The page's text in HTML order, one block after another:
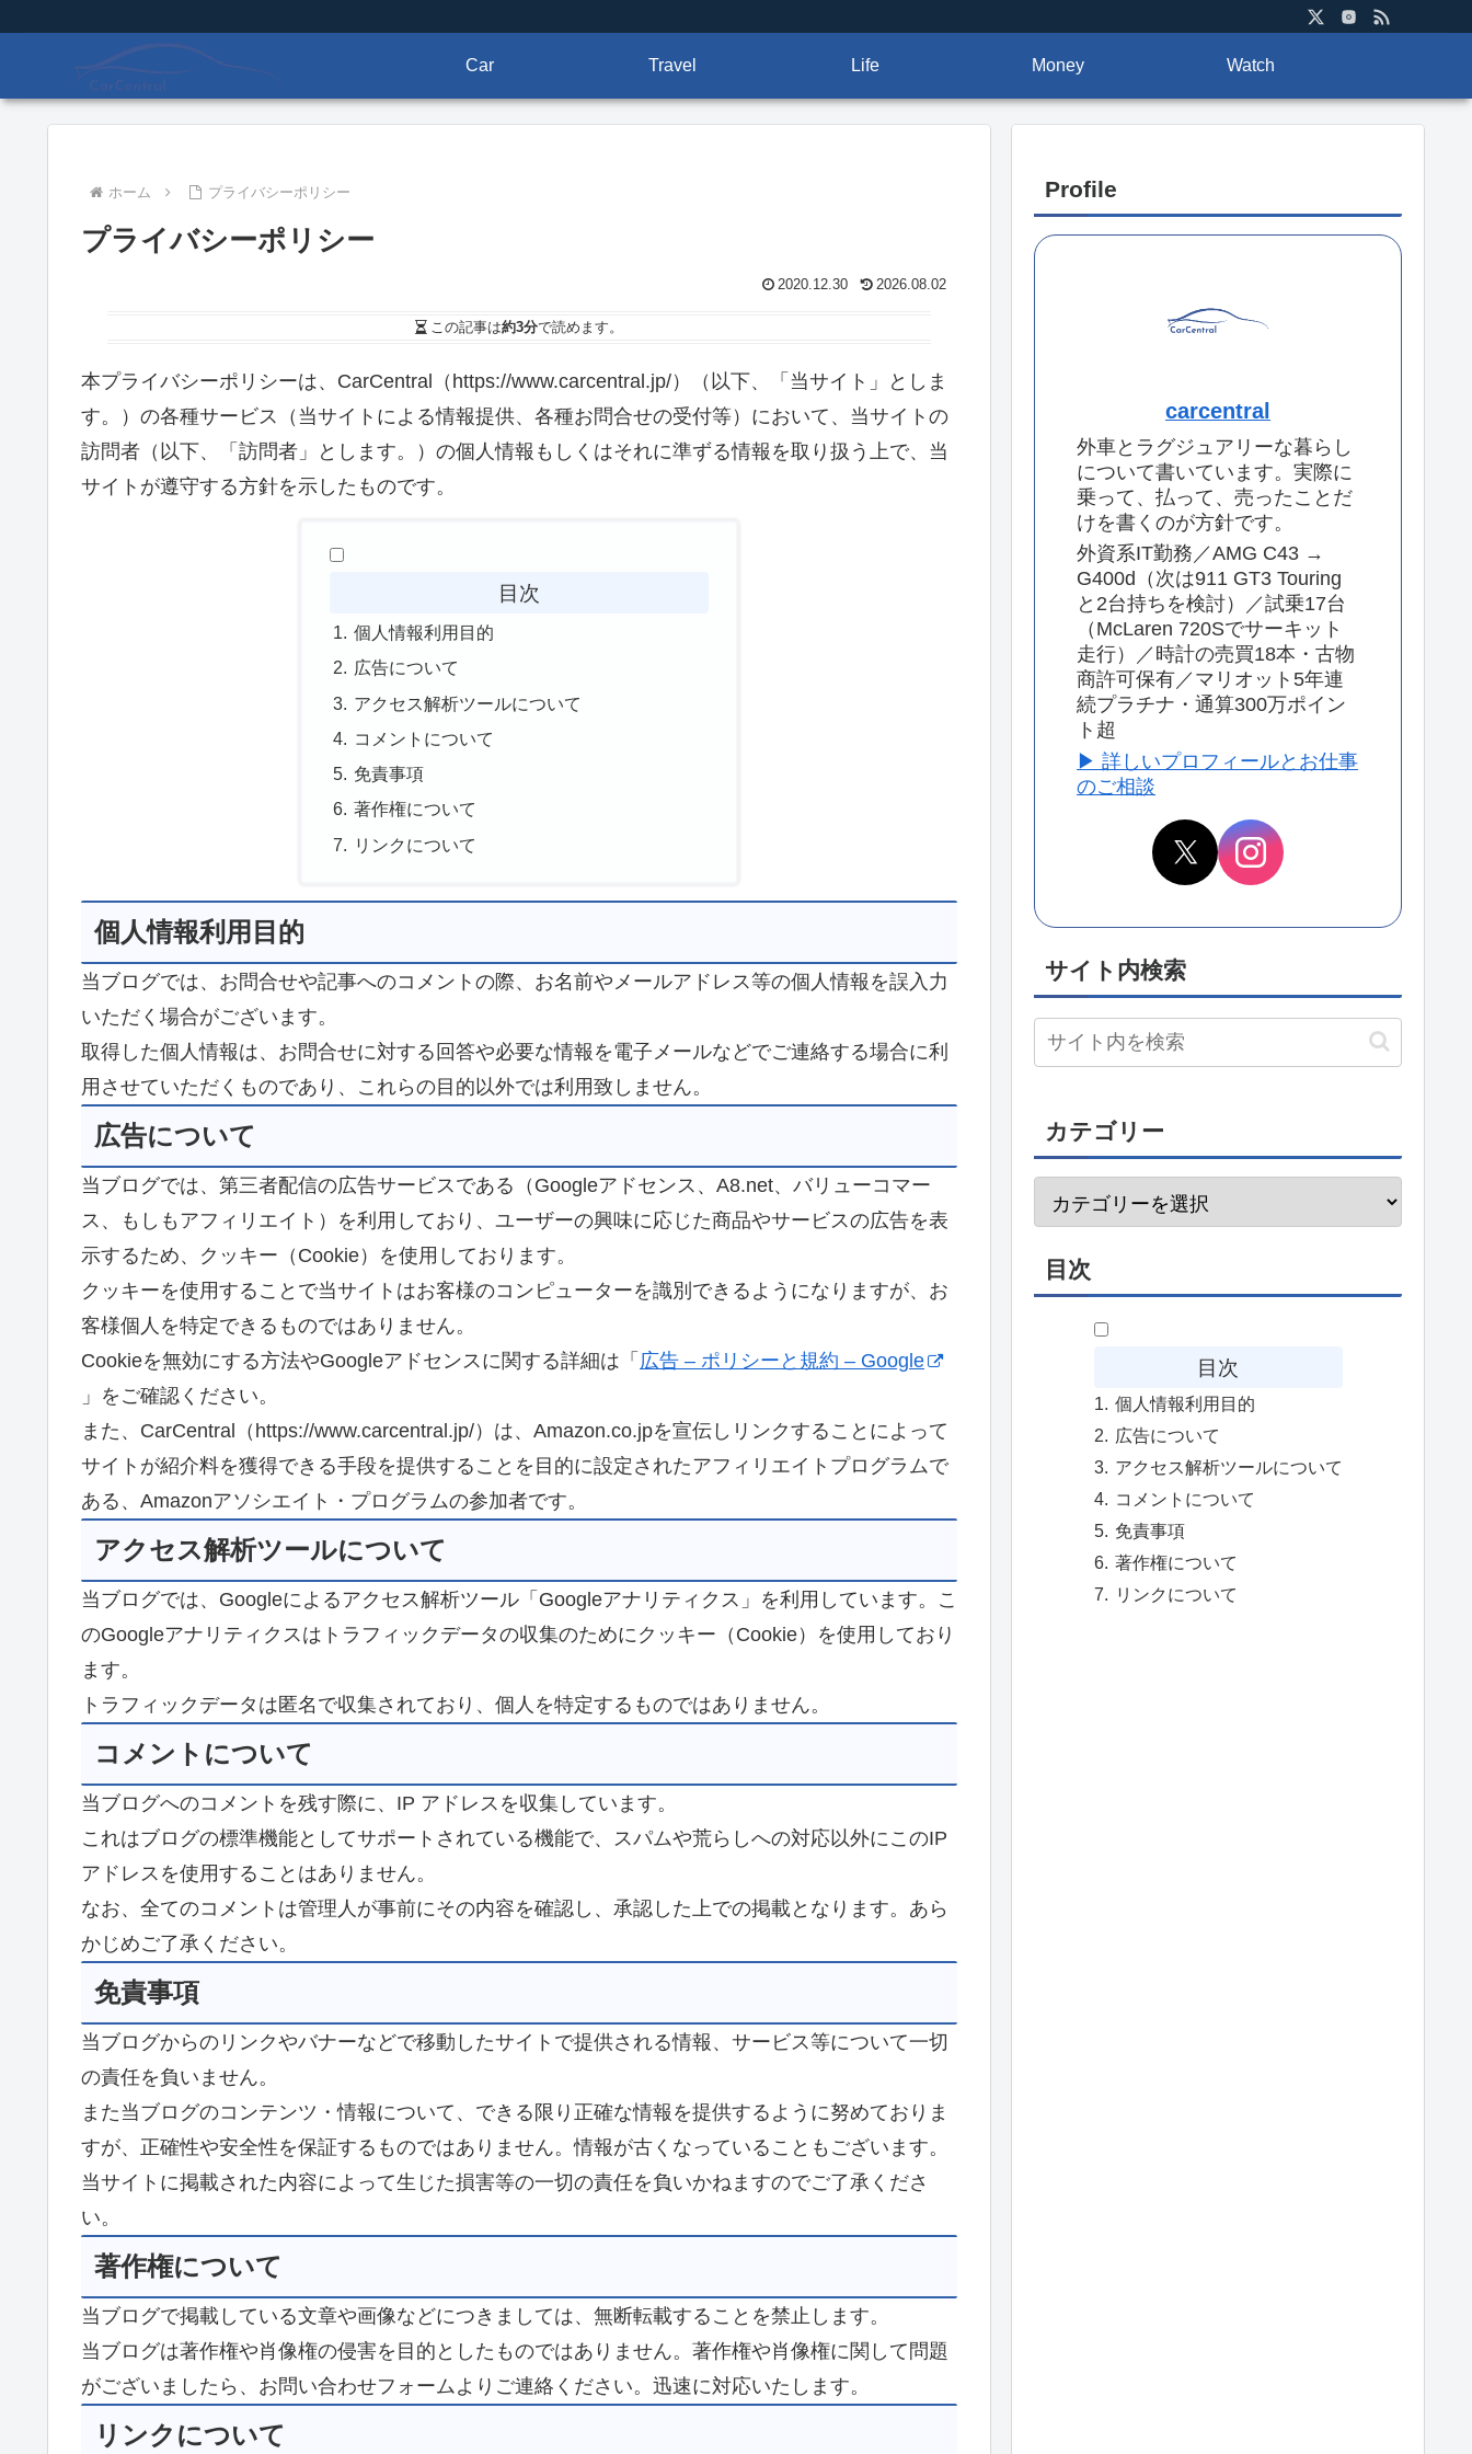
Car Travel Life Money Watch
ホーム プライバシーポリシー
プライバシーポリシー
2020.12.30 2026.08.02
この記事は約3分で読めます。
本プライバシーポリシーは、CarCentral（https://www.carcentral.jp/）（以下、「当サイト」としま
す。）の各種サービス（当サイトによる情報提供、各種お問合せの受付等）において、当サイトの
訪問者（以下、「訪問者」とします。）の個人情報もしくはそれに準ずる情報を取り扱う上で、当
サイトが遵守する方針を示したものです。
目次
個人情報利用目的
広告について
アクセス解析ツールについて
コメントについて
免責事項
著作権について
リンクについて
個人情報利用目的
当ブログでは、お問合せや記事へのコメントの際、お名前やメールアドレス等の個人情報を誤入力
いただく場合がございます。
取得した個人情報は、お問合せに対する回答や必要な情報を電子メールなどでご連絡する場合に利
用させていただくものであり、これらの目的以外では利用致しません。
広告について
当ブログでは、第三者配信の広告サービスである（Googleアドセンス、A8.net、バリューコマー
ス、もしもアフィリエイト）を利用しており、ユーザーの興味に応じた商品やサービスの広告を表
示するため、クッキー（Cookie）を使用しております。
クッキーを使用することで当サイトはお客様のコンピューターを識別できるようになりますが、お
客様個人を特定できるものではありません。
Cookieを無効にする方法やGoogleアドセンスに関する詳細は「 広告 – ポリシーと規約 – Google
」をご確認ください。
また、CarCentral（https://www.carcentral.jp/）は、Amazon.co.jpを宣伝しリンクすることによって
サイトが紹介料を獲得できる手段を提供することを目的に設定されたアフィリエイトプログラムで
ある、Amazonアソシエイト・プログラムの参加者です。
アクセス解析ツールについて
当ブログでは、Googleによるアクセス解析ツール「Googleアナリティクス」を利用しています。こ
のGoogleアナリティクスはトラフィックデータの収集のためにクッキー（Cookie）を使用しており
ます。
トラフィックデータは匿名で収集されており、個人を特定するものではありません。
コメントについて
当ブログへのコメントを残す際に、IP アドレスを収集しています。
これはブログの標準機能としてサポートされている機能で、スパムや荒らしへの対応以外にこのIP
アドレスを使用することはありません。
なお、全てのコメントは管理人が事前にその内容を確認し、承認した上での掲載となります。あら
かじめご了承ください。
免責事項
当ブログからのリンクやバナーなどで移動したサイトで提供される情報、サービス等について一切
の責任を負いません。
また当ブログのコンテンツ・情報について、できる限り正確な情報を提供するように努めておりま
すが、正確性や安全性を保証するものではありません。情報が古くなっていることもございます。
当サイトに掲載された内容によって生じた損害等の一切の責任を負いかねますのでご了承くださ
い。
著作権について
当ブログで掲載している文章や画像などにつきましては、無断転載することを禁止します。
当ブログは著作権や肖像権の侵害を目的としたものではありません。著作権や肖像権に関して問題
がございましたら、お問い合わせフォームよりご連絡ください。迅速に対応いたします。
リンクについて
Profile
carcentral
外車とラグジュアリーな暮らし
について書いています。実際に
乗って、払って、売ったことだ
けを書くのが方針です。
外資系IT勤務／AMG C43 →
G400d（次は911 GT3 Touring
と2台持ちを検討）／試乗17台
（McLaren 720Sでサーキット
走行）／時計の売買18本・古物
商許可保有／マリオット5年連
続プラチナ・通算300万ポイン
ト超
▶ 詳しいプロフィールとお仕事
のご相談
サイト内検索
カテゴリー
目次
目次
個人情報利用目的
広告について
アクセス解析ツールについて
コメントについて
免責事項
著作権について
リンクについて